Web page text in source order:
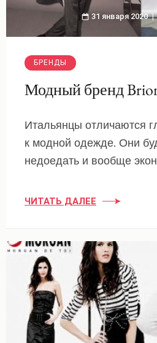
31 января 2020
БРЕНДЫ
Модный бренд
Итальянцы отличаются
к модной одежде. Они
недоедать и вообще
ЧИТАТЬ ДАЛЕЕ